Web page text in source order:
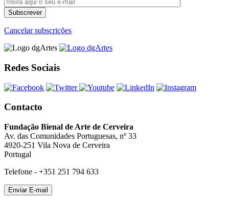
Cancelar subscrições
Redes Sociais
Contacto
Fundação Bienal de Arte de Cerveira
Av. das Comunidades Portuguesas, nº 33
4920-251 Vila Nova de Cerveira
Portugal
Telefone - +351 251 794 633